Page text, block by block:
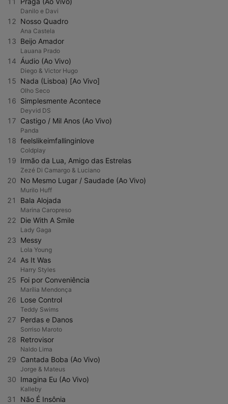
Danilo e Davi
12 Nosso Quadro
Ana Castela
13 Beijo Amador
Lauana Prado
14 Áudio (Ao Vivo)
Diego & Victor Hugo
15 Nada (Lisboa) [Ao Vivo]
Olho Seco
16 Simplesmente Acontece
Deyvid DS
17 Castigo / Mil Anos (Ao Vivo)
Panda
18 feelslikeimfallinginlove
Coldplay
19 Irmão da Lua, Amigo das Estrelas
Zezé Di Camargo & Luciano
20 No Mesmo Lugar / Saudade (Ao Vivo)
Murilo Huff
21 Bala Alojada
Marina Caropreso
22 Die With A Smile
Lady Gaga
23 Messy
Lola Young
24 As It Was
Harry Styles
25 Foi por Conveniência
Marília Mendonça
26 Lose Control
Teddy Swims
27 Perdas e Danos
Sorriso Maroto
28 Retrovisor
Naldo Lima
29 Cantada Boba (Ao Vivo)
Jorge & Mateus
30 Imagina Eu (Ao Vivo)
Kalleby
31 Não É Insônia